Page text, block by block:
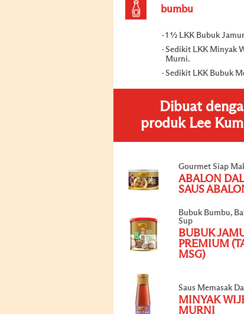
bumbu
1 ½ LKK Bubuk
Sedikit LKK Minyak
Murni.
Sedikit LKK Bubuk
Dibuat
produk Lee
Gourmet Siap
ABALON
SAUS
Bubuk Bumbu,
Sup
BUBUK
PREMIUM
MSG)
Saus Memasak
MINYAK
MURNI